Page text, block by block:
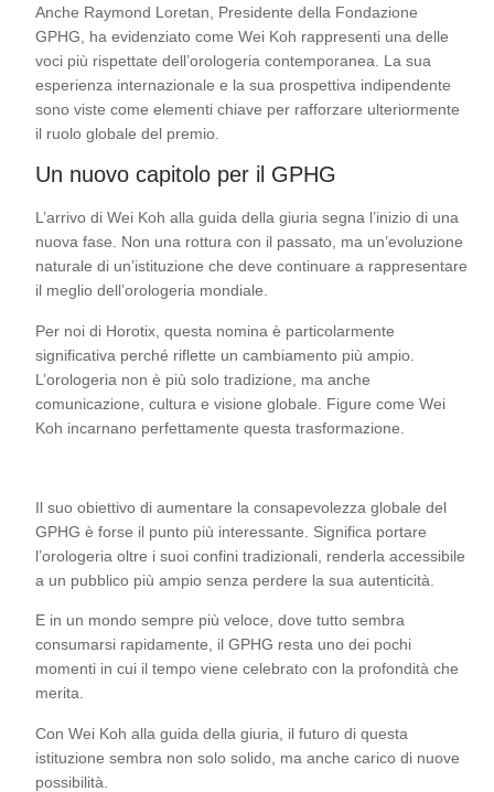
Anche Raymond Loretan, Presidente della Fondazione
GPHG, ha evidenziato come Wei Koh rappresenti una delle
voci più rispettate dell’orologeria contemporanea. La sua
esperienza internazionale e la sua prospettiva indipendente
sono viste come elementi chiave per rafforzare ulteriormente
il ruolo globale del premio.
Un nuovo capitolo per il GPHG
L’arrivo di Wei Koh alla guida della giuria segna l’inizio di una
nuova fase. Non una rottura con il passato, ma un’evoluzione
naturale di un’istituzione che deve continuare a rappresentare
il meglio dell’orologeria mondiale.
Per noi di Horotix, questa nomina è particolarmente
significativa perché riflette un cambiamento più ampio.
L’orologeria non è più solo tradizione, ma anche
comunicazione, cultura e visione globale. Figure come Wei
Koh incarnano perfettamente questa trasformazione.
Il suo obiettivo di aumentare la consapevolezza globale del
GPHG è forse il punto più interessante. Significa portare
l’orologeria oltre i suoi confini tradizionali, renderla accessibile
a un pubblico più ampio senza perdere la sua autenticità.
E in un mondo sempre più veloce, dove tutto sembra
consumarsi rapidamente, il GPHG resta uno dei pochi
momenti in cui il tempo viene celebrato con la profondità che
merita.
Con Wei Koh alla guida della giuria, il futuro di questa
istituzione sembra non solo solido, ma anche carico di nuove
possibilità.